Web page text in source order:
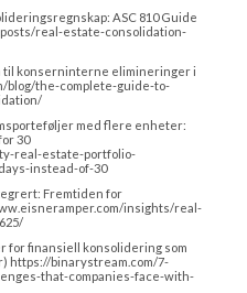
ASC 810 Guide
real-estate-consolidation-
til konserninterne elimineringer i
blog/the-complete-guide-to-
med flere enheter:
30
real-estate-portfolio-
instead-of-30
Fremtiden for
insights/real-
for finansiell konsolidering som
https://binarystream.com/7-
that-companies-face-with-